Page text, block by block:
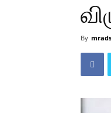
By mrads